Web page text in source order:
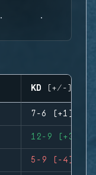
KD (+/-)
7-6 (+1)
12-9 (+3)
5-9 (-4)